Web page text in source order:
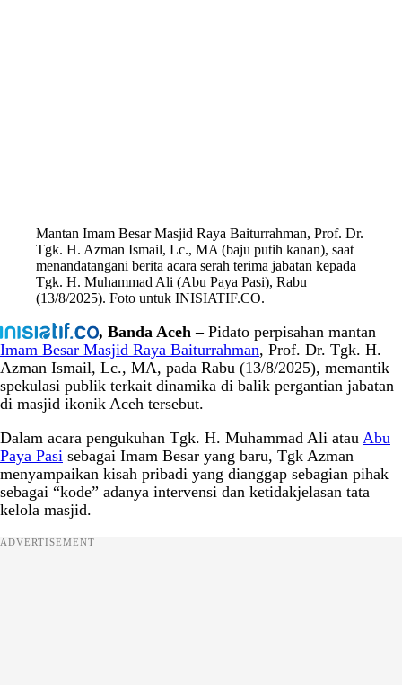
Mantan Imam Besar Masjid Raya Baiturrahman, Prof. Dr.
Tgk. H. Azman Ismail, Lc., MA (baju putih kanan), saat
menandatangani berita acara serah terima jabatan kepada
Tgk. H. Muhammad Ali (Abu Paya Pasi), Rabu
(13/8/2025). Foto untuk INISIATIF.CO.
, Banda Aceh –Pidato perpisahan mantan
Imam Besar Masjid Raya Baiturrahman, Prof. Dr. Tgk. H.
Azman Ismail, Lc., MA, pada Rabu (13/8/2025), memantik
spekulasi publik terkait dinamika di balik pergantian jabatan
di masjid ikonik Aceh tersebut.
Dalam acara pengukuhan Tgk. H. Muhammad Ali atau Abu
Paya Pasi sebagai Imam Besar yang baru, Tgk Azman
menyampaikan kisah pribadi yang dianggap sebagian pihak
sebagai “kode” adanya intervensi dan ketidakjelasan tata
kelola masjid.
ADVERTISEMENT